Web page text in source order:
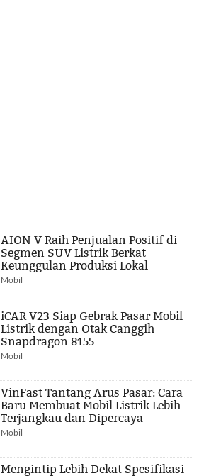
AION V Raih Penjualan Positif di
Segmen SUV Listrik Berkat
Keunggulan Produksi Lokal
Mobil
iCAR V23 Siap Gebrak Pasar Mobil
Listrik dengan Otak Canggih
Snapdragon 8155
Mobil
VinFast Tantang Arus Pasar: Cara
Baru Membuat Mobil Listrik Lebih
Terjangkau dan Dipercaya
Mobil
Mengintip Lebih Dekat Spesifikasi